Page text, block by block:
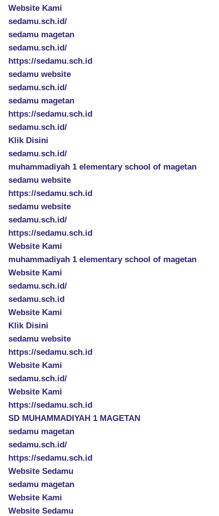
Website Kami
sedamu.sch.id/
sedamu magetan
sedamu.sch.id/
https://sedamu.sch.id
sedamu website
sedamu.sch.id/
sedamu magetan
https://sedamu.sch.id
sedamu.sch.id/
Klik Disini
sedamu.sch.id/
muhammadiyah 1 elementary school of magetan
sedamu website
https://sedamu.sch.id
sedamu website
sedamu.sch.id/
https://sedamu.sch.id
Website Kami
muhammadiyah 1 elementary school of magetan
Website Kami
sedamu.sch.id/
sedamu.sch.id
Website Kami
Klik Disini
sedamu website
https://sedamu.sch.id
Website Kami
sedamu.sch.id/
Website Kami
https://sedamu.sch.id
SD MUHAMMADIYAH 1 MAGETAN
sedamu magetan
sedamu.sch.id/
https://sedamu.sch.id
Website Sedamu
sedamu magetan
Website Kami
Website Sedamu